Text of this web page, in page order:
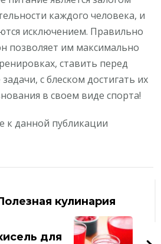
каждого человека, и
исключением. Правильно
позволяет им максимально
ставить перед
с блеском достигать их
в своем виде спорта!
к данной публикации
кулинария
для